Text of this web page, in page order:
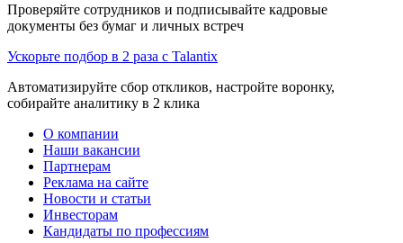
Проверяйте сотрудников и подписывайте кадровые
документы без бумаг и личных встреч
Ускорьте подбор в 2 раза с Talantix
Автоматизируйте сбор откликов, настройте воронку,
собирайте аналитику в 2 клика
О компании
Наши вакансии
Партнерам
Реклама на сайте
Новости и статьи
Инвесторам
Кандидаты по профессиям